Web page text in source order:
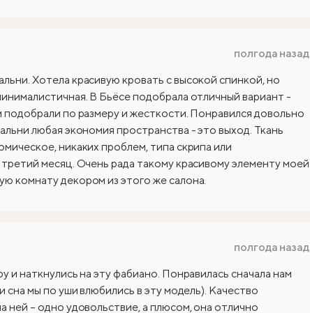
полгода назад
Хотела красивую кровать с высокой спинкой, но
В Бьёсе подобрала отличный вариант -
по размеру и жесткости. Понравился довольно
любая экономия пространства - это выход. Ткань
никаких проблем, типа скрипа или
месяц. Очень рада такому красивому элементу моей
комнату декором из этого же салона.
полгода назад
и наткнулись на эту фабиано. Понравилась сначала нам
сна мы по уши влюбились в эту модель). Качество
ней – одно удовольствие, а плюсом, она отлично